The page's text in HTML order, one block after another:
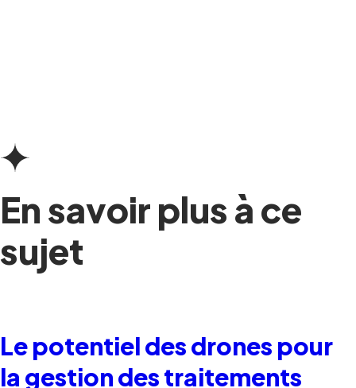
En savoir plus à ce
sujet
Le potentiel des drones pour
la gestion des traitements